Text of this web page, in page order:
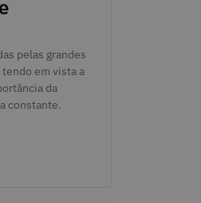
pelas grandes
em vista a
da
constante.